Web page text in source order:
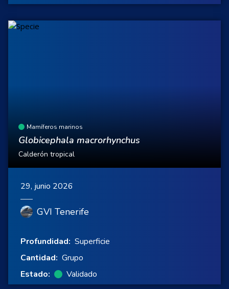
Mamíferos marinos
Globicephala macrorhynchus
Calderón tropical
29, junio 2026
GVI Tenerife
Profundidad: Superficie
Cantidad: Grupo
Estado:
Validado